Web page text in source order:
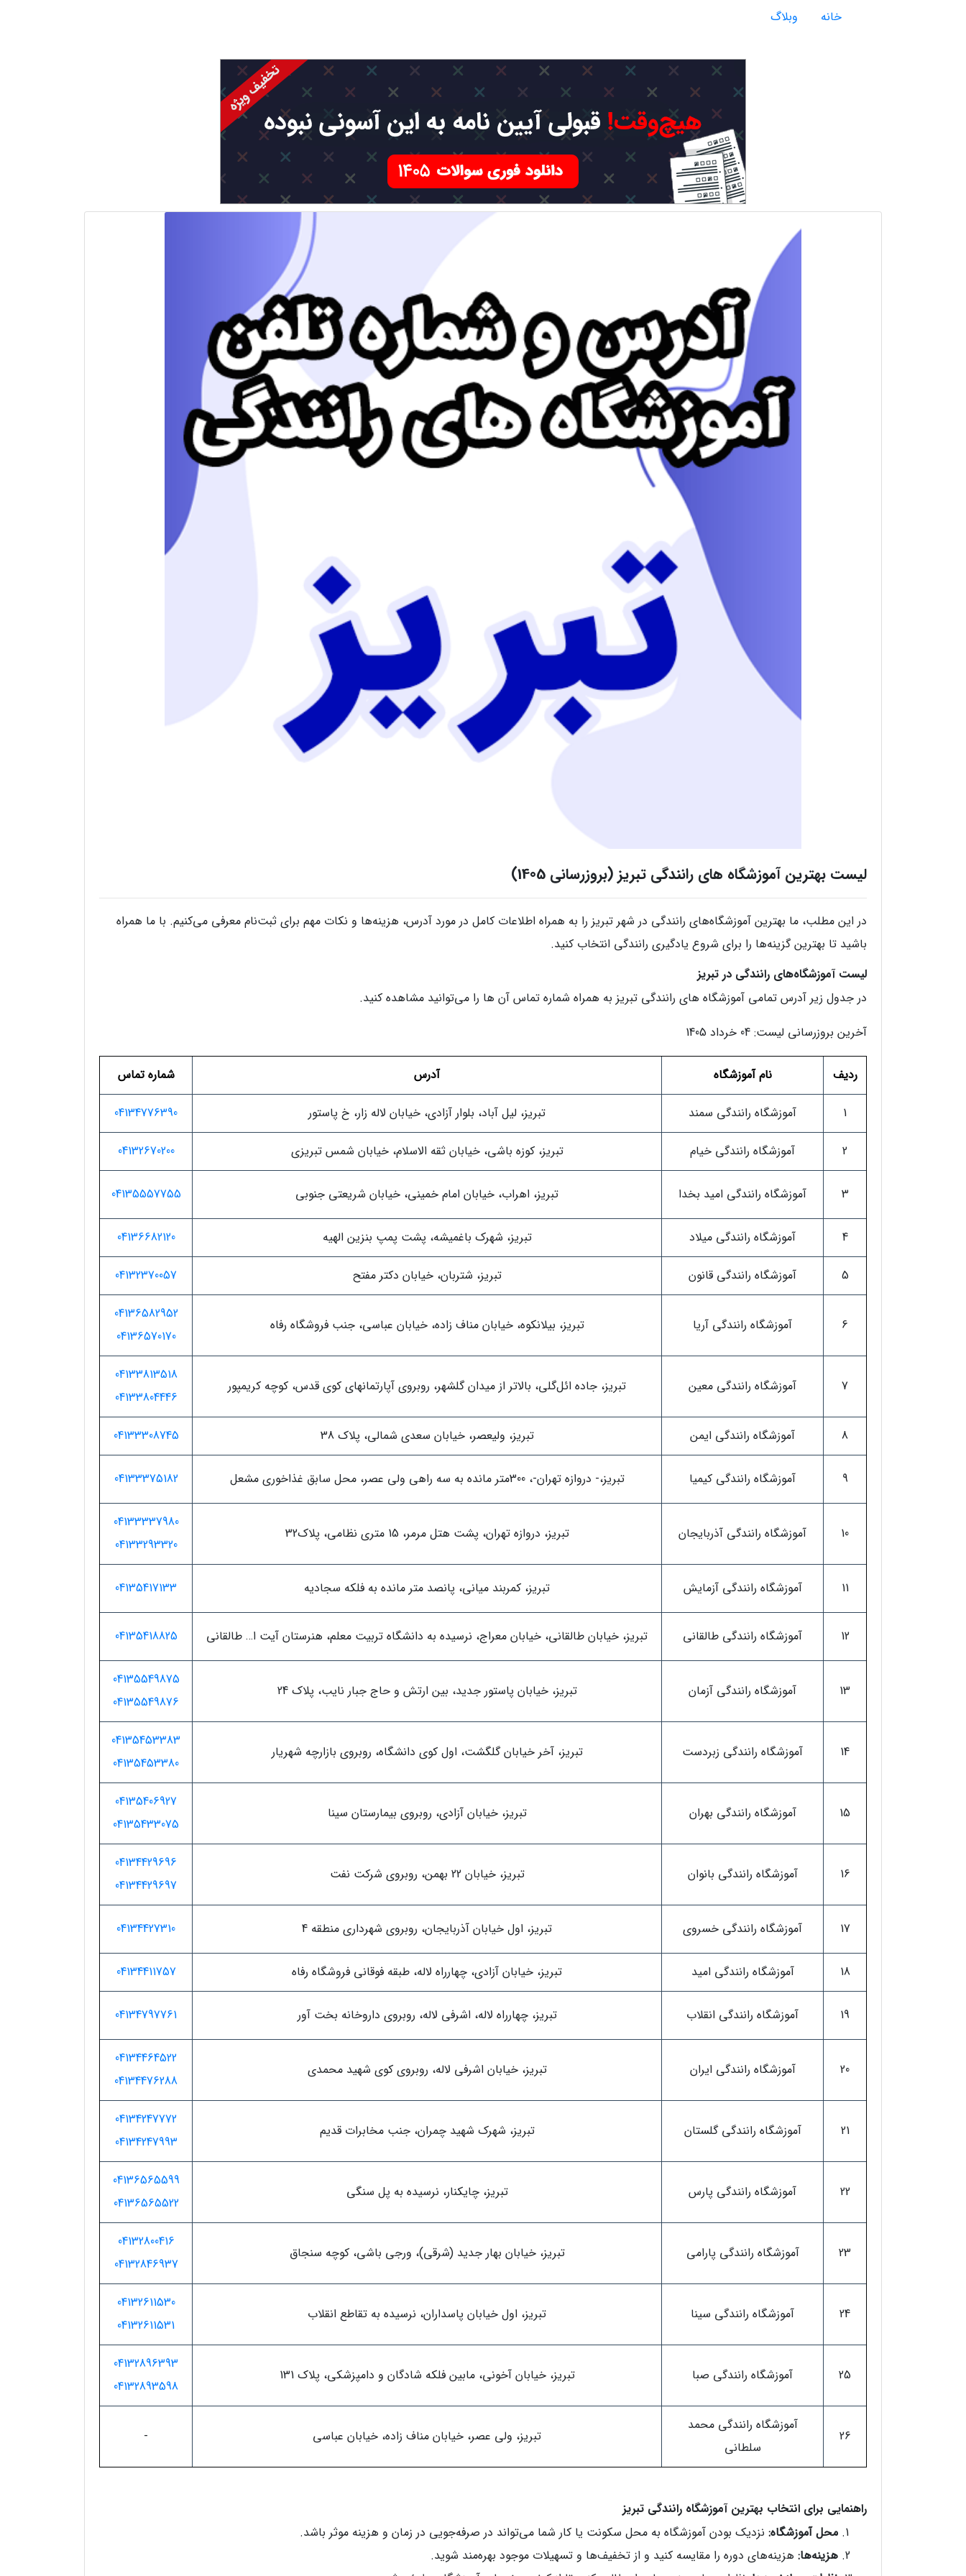
خانه وبلاگ
لیست بهترین آموزشگاه های رانندگی تبریز (بروزرسانی 1405)
در این مطلب، ما بهترین آموزشگاه‌های رانندگی در شهر تبریز را به همراه اطلاعات کامل در مورد آدرس، هزینه‌ها و نکات مهم برای ثبت‌نام معرفی می‌کنیم. با ما همراه
باشید تا بهترین گزینه‌ها را برای شروع یادگیری رانندگی انتخاب کنید.
لیست آموزشگاه‌های رانندگی در تبریز
در جدول زیر آدرس تمامی آموزشگاه های رانندگی تبریز به همراه شماره تماس آن ها را می‌توانید مشاهده کنید.
آخرین بروزرسانی لیست: 04 خرداد 1405
ردیف نام آموزشگاه آدرس شماره تماس
1 آموزشگاه رانندگی سمند تبریز، لیل آباد، بلوار آزادی، خیابان لاله زار، خ پاستور 04134776390
2 آموزشگاه رانندگی خیام تبریز، کوزه باشی، خیابان ثقه الاسلام، خیابان شمس تبریزی 04132670200
3 آموزشگاه رانندگی امید بخدا تبریز، اهراب، خیابان امام خمینی، خیابان شریعتی جنوبی 04135557755
4 آموزشگاه رانندگی میلاد تبریز، شهرک باغمیشه، پشت پمپ بنزین الهیه 04136682120
5 آموزشگاه رانندگی قانون تبریز، شتربان، خیابان دکتر مفتح 04132370057
6 آموزشگاه رانندگی آریا تبریز، بیلانکوه، خیابان مناف زاده، خیابان عباسی، جنب فروشگاه رفاه
04136582952
04136570170
7 آموزشگاه رانندگی معین تبریز، جاده ائل‌گلی، بالاتر از میدان گلشهر، روبروی آپارتمانهای کوی قدس، کوچه کریمپور
04133813518
04133804446
8 آموزشگاه رانندگی ایمن تبریز، ولیعصر، خیابان سعدی شمالی، پلاک 38 04133308745
9 آموزشگاه رانندگی کیمیا تبریز،- دروازه تهران-، 300متر مانده به سه راهی ولی عصر، محل سابق غذاخوری مشعل 04133375182
10 آموزشگاه رانندگی آذربایجان تبریز، دروازه تهران، پشت هتل مرمر، 15 متری نظامی، پلاک32
04133337980
04133293320
11 آموزشگاه رانندگی آزمایش تبریز، کمربند میانی، پانصد متر مانده به فلکه سجادیه 04135417133
12 آموزشگاه رانندگی طالقانی تبریز، خیابان طالقانی، خیابان معراج، نرسیده به دانشگاه تربیت معلم، هنرستان آیت ا… طالقانی 04135418825
13 آموزشگاه رانندگی آزمان تبریز، خیابان پاستور جدید، بین ارتش و حاج جبار نایب، پلاک 24
04135549875
04135549876
14 آموزشگاه رانندگی زبردست تبریز، آخر خیابان گلگشت، اول کوی دانشگاه، روبروی بازارچه شهریار
04135453383
04135453380
15 آموزشگاه رانندگی بهران تبریز، خیابان آزادی، روبروی بیمارستان سینا
04135406927
04135433075
16 آموزشگاه رانندگی بانوان تبریز، خیابان 22 بهمن، روبروی شرکت نفت
04134429696
04134429697
17 آموزشگاه رانندگی خسروی تبریز، اول خیابان آذربایجان، روبروی شهرداری منطقه 4 04134427310
18 آموزشگاه رانندگی امید تبریز، خیابان آزادی، چهارراه لاله، طبقه فوقانی فروشگاه رفاه 04134411757
19 آموزشگاه رانندگی انقلاب تبریز، چهارراه لاله، اشرفی لاله، روبروی داروخانه بخت آور 04134797761
20 آموزشگاه رانندگی ایران تبریز، خیابان اشرفی لاله، روبروی کوی شهید محمدی
04134464522
04134476288
21 آموزشگاه رانندگی گلستان تبریز، شهرک شهید چمران، جنب مخابرات قدیم
04134247772
04134247993
22 آموزشگاه رانندگی پارس تبریز، چایکنار، نرسیده به پل سنگی
04136565599
04136565522
23 آموزشگاه رانندگی پارامی تبریز، خیابان بهار جدید (شرقی)، ورجی باشی، کوچه سنجاق
04132800416
04132846937
24 آموزشگاه رانندگی سینا تبریز، اول خیابان پاسداران، نرسیده به تقاطع انقلاب
04132611530
04132611531
25 آموزشگاه رانندگی صبا تبریز، خیابان آخونی، مابین فلکه شادگان و دامپزشکی، پلاک 131
04132896393
04132893598
26
آموزشگاه رانندگی محمد
سلطانی
تبریز، ولی عصر، خیابان مناف زاده، خیابان عباسی -
راهنمایی برای انتخاب بهترین آموزشگاه رانندگی تبریز
محل آموزشگاه: نزدیک بودن آموزشگاه به محل سکونت یا کار شما می‌تواند در صرفه‌جویی در زمان و هزینه موثر باشد.
هزینه‌ها: هزینه‌های دوره را مقایسه کنید و از تخفیف‌ها و تسهیلات موجود بهره‌مند شوید.